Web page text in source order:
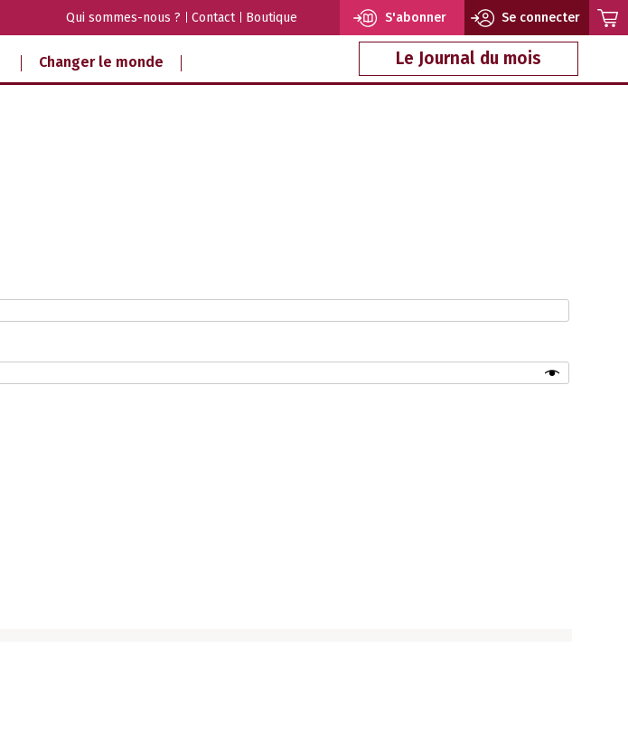
Qui sommes-nous ? Contact Boutique S'abonner Se connecter
Changer le monde Le Journal du mois